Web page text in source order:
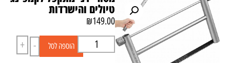
טיולים והישרדות
₪149.00
-
+ הוספה לסל